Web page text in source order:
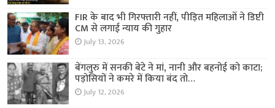
FIR के बाद भी गिरफ्तारी नहीं, पीड़ित महिलाओं ने डिप्टी
CM से लगाई न्याय की गुहार
July 13, 2026
बेंगलुरु में सनकी बेटे ने मां, नानी और बहनोई को काटा;
पड़ोसियों ने कमरे में किया बंद तो…
July 12, 2026